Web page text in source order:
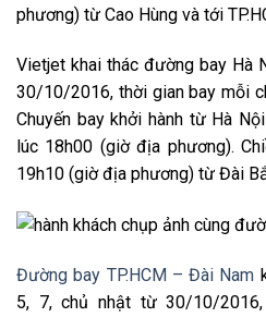
phương) từ Cao Hùng và tới
Vietjet khai thác đường bay Hà
30/10/2016, thời gian bay mỗi
Chuyến bay khởi hành từ Hà
lúc 18h00 (giờ địa phương).
19h10 (giờ địa phương) từ Đài
Đường bay TP.HCM – Đài Nam
5, 7, chủ nhật từ 30/10/